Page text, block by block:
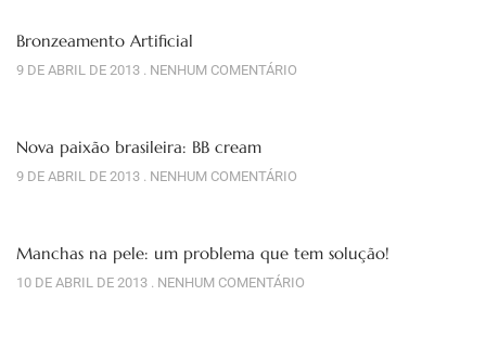
Bronzeamento Artificial
9 DE ABRIL DE 2013 NENHUM COMENTÁRIO
Nova paixão brasileira: BB cream
9 DE ABRIL DE 2013 NENHUM COMENTÁRIO
Manchas na pele: um problema que tem solução!
10 DE ABRIL DE 2013 NENHUM COMENTÁRIO